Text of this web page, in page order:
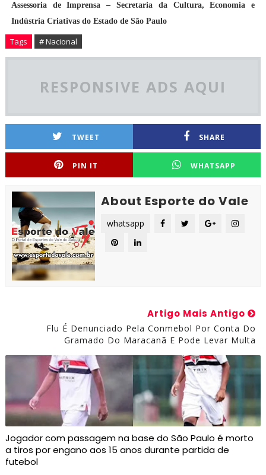
Assessoria de Imprensa – Secretaria da Cultura, Economia e
Indústria Criativas do Estado de São Paulo
Tags # Nacional
RESPONSIVE ADS AQUI
TWEET SHARE
PIN IT WHATSAPP
About Esporte do Vale
whatsapp
Artigo Mais Antigo
Flu É Denunciado Pela Conmebol Por Conta Do
Gramado Do Maracanã E Pode Levar Multa
Jogador com passagem na base do São Paulo é morto
a tiros por engano aos 15 anos durante partida de
futebol